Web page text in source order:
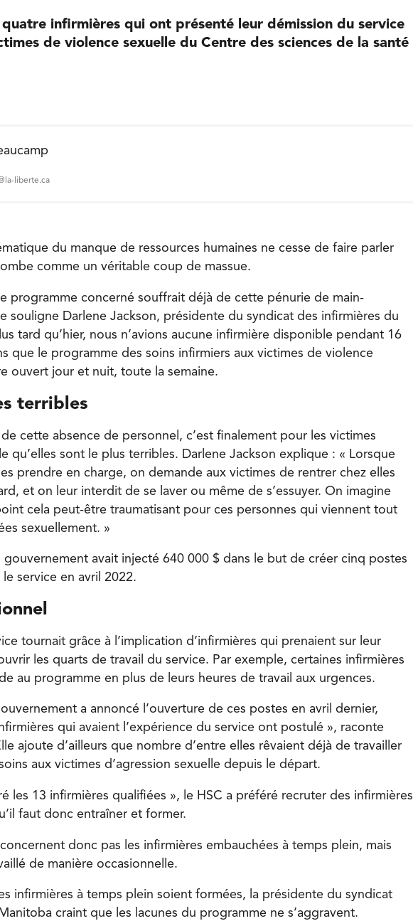
infirmières qui ont présenté leur démission du service
de violence sexuelle du Centre des sciences de la santé
liberte.ca
du manque de ressources humaines ne cesse de faire parler
comme un véritable coup de massue.
programme concerné souffrait déjà de cette pénurie de main-
souligne Darlene Jackson, présidente du syndicat des infirmières du
tard qu’hier, nous n’avions aucune infirmière disponible pendant 16
que le programme des soins infirmiers aux victimes de violence
ouvert jour et nuit, toute la semaine.
terribles
cette absence de personnel, c’est finalement pour les victimes
qu’elles sont le plus terribles. Darlene Jackson explique : « Lorsque
prendre en charge, on demande aux victimes de rentrer chez elles
et on leur interdit de se laver ou même de s’essuyer. On imagine
cela peut-être traumatisant pour ces personnes qui viennent tout
sexuellement. »
gouvernement avait injecté 640 000 $ dans le but de créer cinq postes
service en avril 2022.
tournait grâce à l’implication d’infirmières qui prenaient sur leur
les quarts de travail du service. Par exemple, certaines infirmières
au programme en plus de leurs heures de travail aux urgences.
a annoncé l’ouverture de ces postes en avril dernier,
qui avaient l’expérience du service ont postulé », raconte
ajoute d’ailleurs que nombre d’entre elles rêvaient déjà de travailler
aux victimes d’agression sexuelle depuis le départ.
les 13 infirmières qualifiées », le HSC a préféré recruter des infirmières
faut donc entraîner et former.
donc pas les infirmières embauchées à temps plein, mais
de manière occasionnelle.
infirmières à temps plein soient formées, la présidente du syndicat
craint que les lacunes du programme ne s’aggravent.